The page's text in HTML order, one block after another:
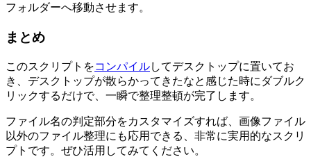
フォルダーへ移動させます。
まとめ
このスクリプトをコンパイルしてデスクトップに置いてお
き、デスクトップが散らかってきたなと感じた時にダブルク
リックするだけで、一瞬で整理整頓が完了します。
ファイル名の判定部分をカスタマイズすれば、画像ファイル
以外のファイル整理にも応用できる、非常に実用的なスクリ
プトです。ぜひ活用してみてください。